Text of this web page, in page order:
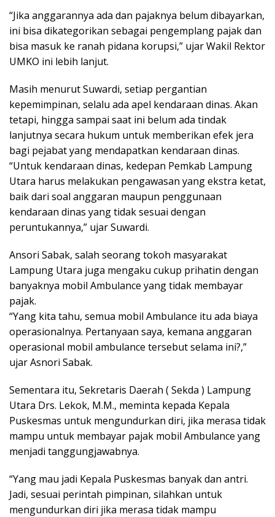
“Jika anggarannya ada dan pajaknya belum dibayarkan,
ini bisa dikategorikan sebagai pengemplang pajak dan
bisa masuk ke ranah pidana korupsi,” ujar Wakil Rektor
UMKO ini lebih lanjut.
Masih menurut Suwardi, setiap pergantian
kepemimpinan, selalu ada apel kendaraan dinas. Akan
tetapi, hingga sampai saat ini belum ada tindak
lanjutnya secara hukum untuk memberikan efek jera
bagi pejabat yang mendapatkan kendaraan dinas.
“Untuk kendaraan dinas, kedepan Pemkab Lampung
Utara harus melakukan pengawasan yang ekstra ketat,
baik dari soal anggaran maupun penggunaan
kendaraan dinas yang tidak sesuai dengan
peruntukannya,” ujar Suwardi.
Ansori Sabak, salah seorang tokoh masyarakat
Lampung Utara juga mengaku cukup prihatin dengan
banyaknya mobil Ambulance yang tidak membayar
pajak.
“Yang kita tahu, semua mobil Ambulance itu ada biaya
operasionalnya. Pertanyaan saya, kemana anggaran
operasional mobil ambulance tersebut selama ini?,”
ujar Asnori Sabak.
Sementara itu, Sekretaris Daerah ( Sekda ) Lampung
Utara Drs. Lekok, M.M., meminta kepada Kepala
Puskesmas untuk mengundurkan diri, jika merasa tidak
mampu untuk membayar pajak mobil Ambulance yang
menjadi tanggungjawabnya.
“Yang mau jadi Kepala Puskesmas banyak dan antri.
Jadi, sesuai perintah pimpinan, silahkan untuk
mengundurkan diri jika merasa tidak mampu